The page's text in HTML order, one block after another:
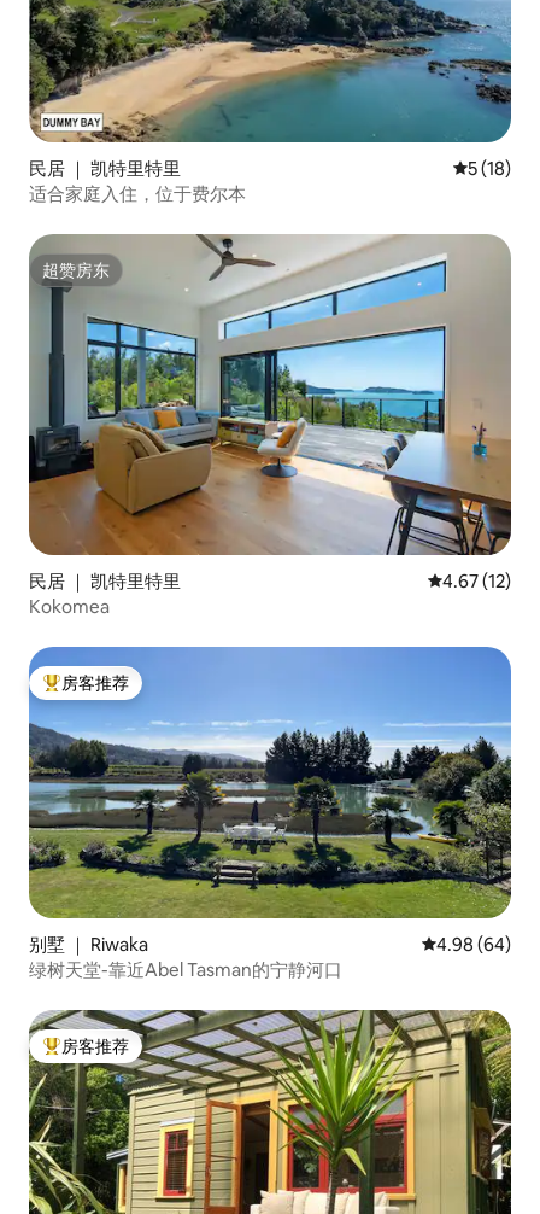
民居 ｜ 凯特里特里 平均评分
5 (18)
适合家庭入住，位于费尔本
超赞房东
超赞房东
民居 ｜ 凯特里特里 平均评分
4.67 (12)
Kokomea
热门「房客推荐」
房客推荐
别墅 ｜ Riwaka 平均评分 4.98
4.98 (64)
绿树天堂-靠近Abel Tasman的宁静河口
热门「房客推荐」
房客推荐